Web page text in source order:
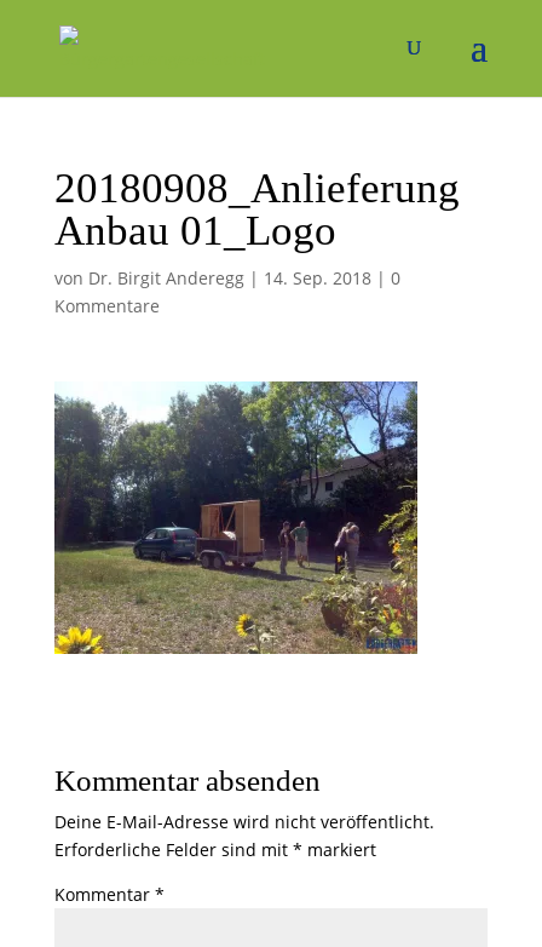
20180908_Anlieferung
Anbau 01_Logo
von Dr. Birgit Anderegg| 14. Sep. 2018| 0
Kommentare
Kommentar absenden
Deine E-Mail-Adresse wird nicht veröffentlicht.
Erforderliche Felder sind mit * markiert
Kommentar *